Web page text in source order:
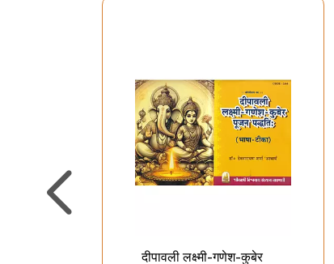
दीपावली लक्ष्मी-गणेश-कुबेर